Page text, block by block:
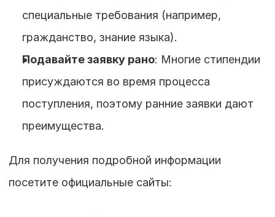
специальные требования (например,
гражданство, знание языка).
Подавайте заявку рано: Многие стипендии
присуждаются во время процесса
поступления, поэтому ранние заявки дают
преимущества.
Для получения подробной информации
посетите официальные сайты: